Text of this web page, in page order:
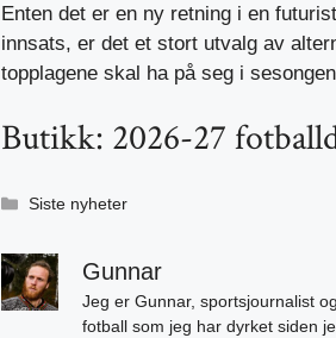
Enten det er en ny retning i en
innsats, er det et stort utvalg av
topplagene skal ha på seg i
Butikk: 2026-27
Kategorier
Siste nyheter
Gunnar
Jeg er Gunnar, sportsjournalist
fotball som jeg har dyrket siden